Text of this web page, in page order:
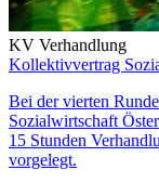
KV Verhandlung
Kollektivvertrag
Bei der vierten
Sozialwirtschaft
15 Stunden
vorgelegt.